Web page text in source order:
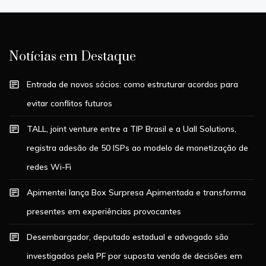
Notícias em Destaque
Entrada de novos sócios: como estruturar acordos para
evitar conflitos futuros
TALL, joint venture entre a TIP Brasil e a Uall Solutions,
registra adesão de 50 ISPs ao modelo de monetização de
redes Wi-Fi
Apimentei lança Box Surpresa Apimentada e transforma
presentes em experiências provocantes
Desembargador, deputado estadual e advogado são
investigados pela PF por suposta venda de decisões em